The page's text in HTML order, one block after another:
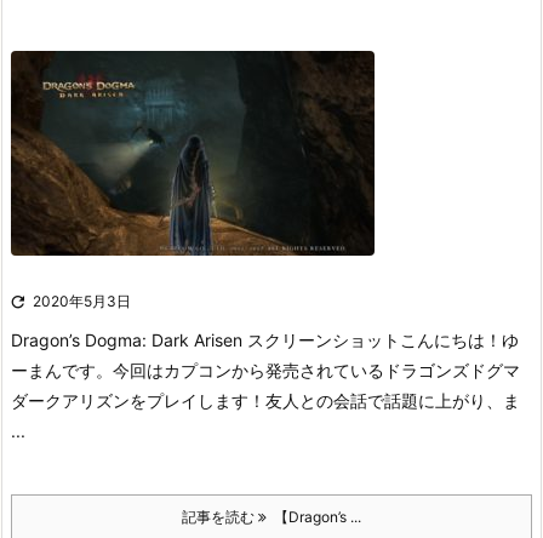
 2020年5月3日
Dragon’s Dogma: Dark Arisen スクリーンショット こんにちは！ゆ
ーまんです。 今回はカプコンから発売されているドラゴンズドグマ
ダークアリズンをプレイします！友人との会話で話題に上がり、ま
...
記事を読む 【Dragon’s ...